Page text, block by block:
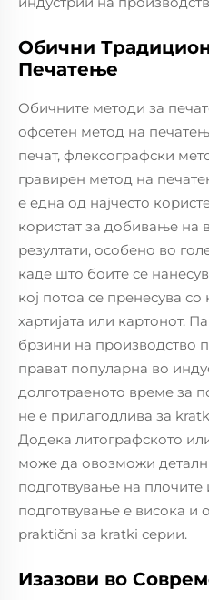
Обични
Печатење
Обичните методи за
офсетен метод на
печат, флексографски
гравирен метод на
е една од најчесто
користат за добивање на
резултати, особено во
каде што боите се
кој потоа се пренесува
хартијата или картонот.
брзини на производство
прават популарна во
долготраеното време за
не е прилагодлива за
Додека литографското
може да овозможи
подготвување на
подготвување е висока и
praktični за kratki серии.
Изазови во